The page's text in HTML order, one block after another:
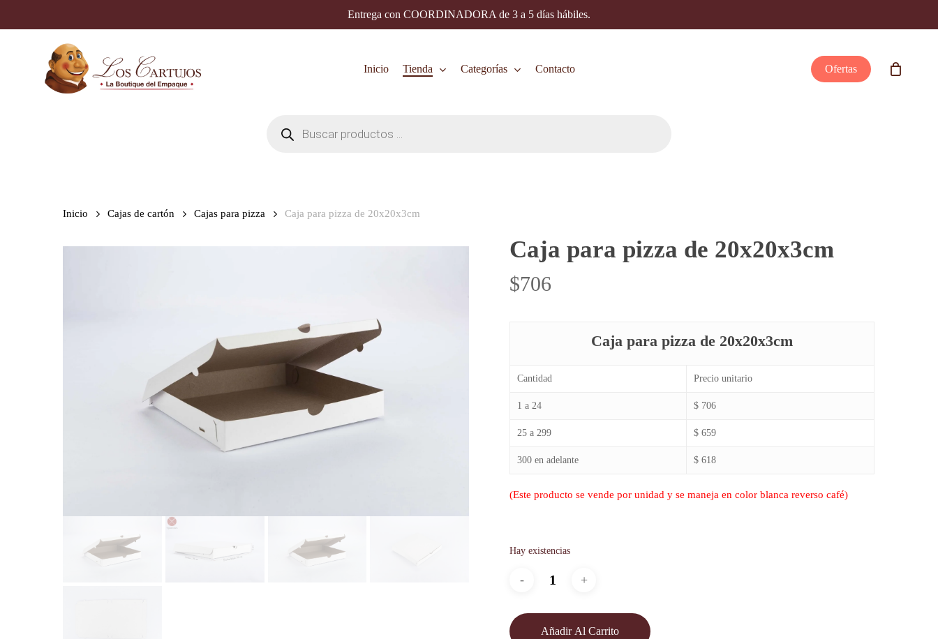
main
Entrega con COORDINADORA de 3 a 5 días hábiles.
Inicio Tienda Categorías Contacto Ofertas
productos
Inicio Cajas de cartón Cajas para pizza Caja para pizza de 20x20x3cm
Caja para pizza de 20x20x3cm
$706
Caja para pizza de 20x20x3cm
Cantidad Precio unitario
1 a 24 $ 706
25 a 299 $ 659
300 en adelante $ 618
(Este producto se vende por unidad y se maneja en color blanca reverso café)
Hay existencias
Añadir Al Carrito